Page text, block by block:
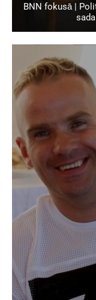
BNN fokusā |